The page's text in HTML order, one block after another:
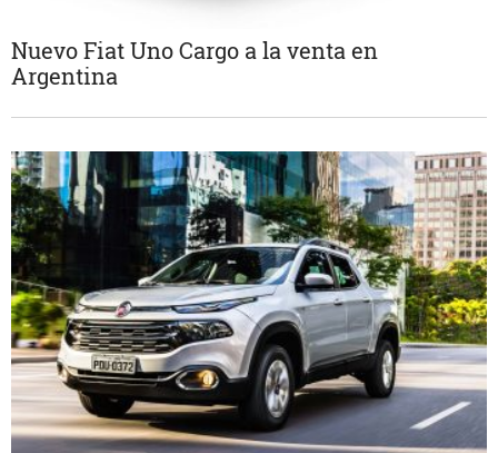
Nuevo Fiat Uno Cargo a la venta en
Argentina